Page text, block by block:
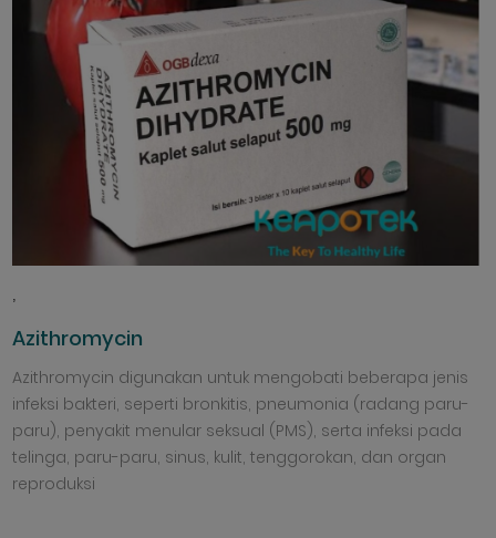
,
Azithromycin
Azithromycin digunakan untuk mengobati beberapa jenis
infeksi bakteri, seperti bronkitis, pneumonia (radang paru-
paru), penyakit menular seksual (PMS), serta infeksi pada
telinga, paru-paru, sinus, kulit, tenggorokan, dan organ
reproduksi